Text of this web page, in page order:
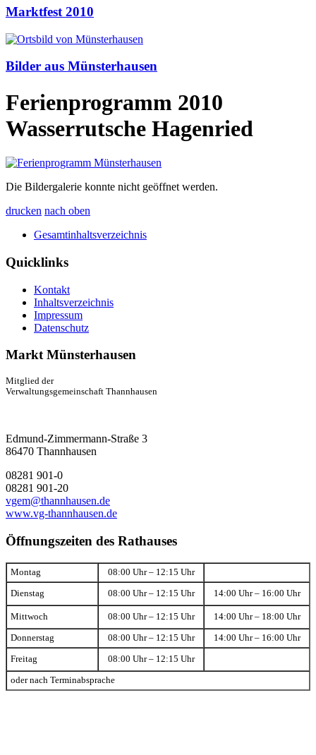
Marktfest 2010
Bilder aus Münsterhausen
Ferienprogramm 2010
Wasserrutsche Hagenried
Die Bildergalerie konnte nicht geöffnet werden.
drucken nach oben
Gesamtinhaltsverzeichnis
Quicklinks
Kontakt
Inhaltsverzeichnis
Impressum
Datenschutz
Markt Münsterhausen
Mitglied der
Verwaltungsgemeinschaft Thannhausen
Edmund-Zimmermann-Straße 3
86470 Thannhausen
08281 901-0
08281 901-20
vgem@thannhausen.de
www.vg-thannhausen.de
Öffnungszeiten des Rathauses
Montag 08:00 Uhr – 12:15 Uhr
Dienstag 08:00 Uhr – 12:15 Uhr 14:00 Uhr – 16:00 Uhr
Mittwoch 08:00 Uhr – 12:15 Uhr 14:00 Uhr – 18:00 Uhr
Donnerstag 08:00 Uhr – 12:15 Uhr 14:00 Uhr – 16:00 Uhr
Freitag 08:00 Uhr – 12:15 Uhr
oder nach Terminabsprache